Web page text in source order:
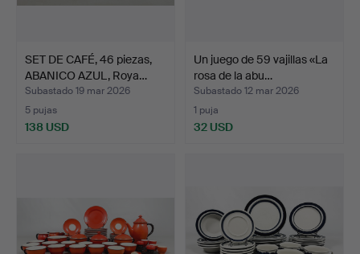
SET DE CAFÉ, 46 piezas,
ABANICO AZUL, Roya…
Subastado 19 mar 2026
5 pujas
138 USD
Un juego de 59 vajillas «La
rosa de la abu…
Subastado 12 mar 2026
1 puja
32 USD